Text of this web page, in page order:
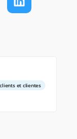
et clientes